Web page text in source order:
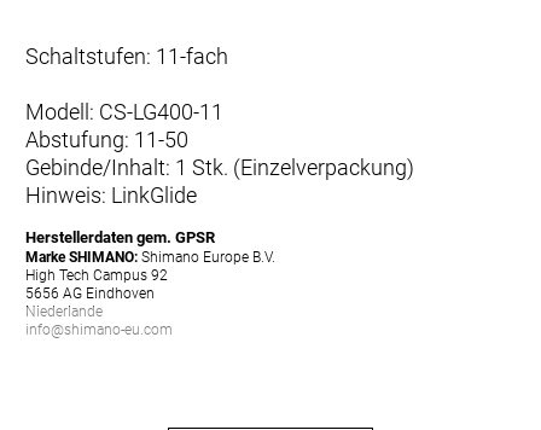
Schaltstufen: 11-fach
Modell: CS-LG400-11
Abstufung: 11-50
Gebinde/Inhalt: 1 Stk. (Einzelverpackung)
Hinweis: LinkGlide
Herstellerdaten gem. GPSR
Marke SHIMANO: Shimano Europe B.V.
High Tech Campus 92
5656 AG Eindhoven
Niederlande
info@shimano-eu.com